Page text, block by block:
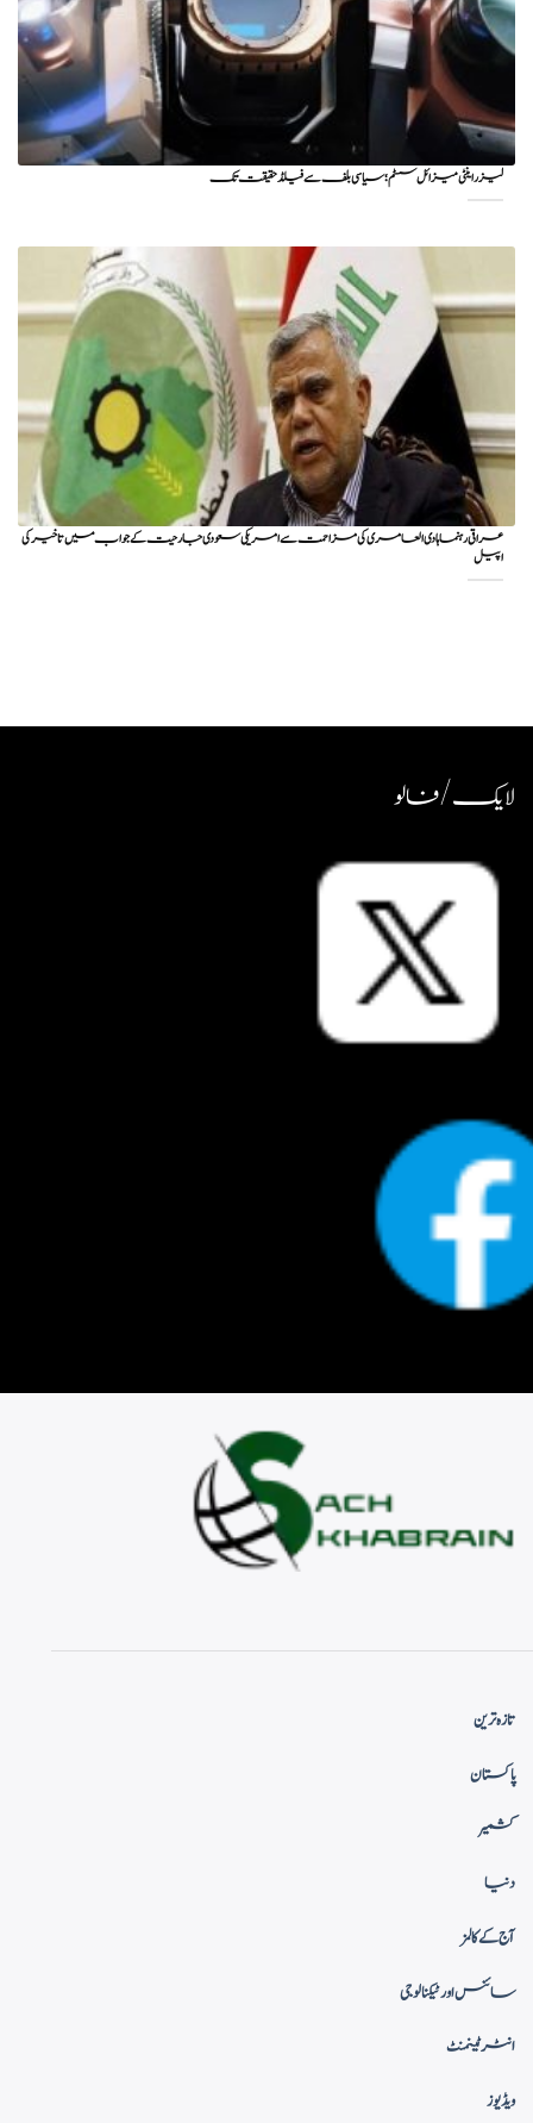
لیزر اینٹی میزائل سسٹم؛ سیاسی بلف سے فیلڈ حقیقت تک
عراقی رہنما ہادی العامری کی مزاحمت سے امریکی سعودی جارحیت کے جواب میں تاخیر کی
اپیل
لایک / فالو
تازہ ترین
پاکستان
کشمیر
دنیا
آج کے کالمز
سائنس اور ٹیکنالوجی
انٹرٹینمنٹ
ویڈیوز